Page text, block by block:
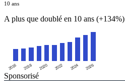
10 ans
A plus que doublé en 10 ans (+134%)
2016 2018 2020 2022 2024 2026
Sponsorisé